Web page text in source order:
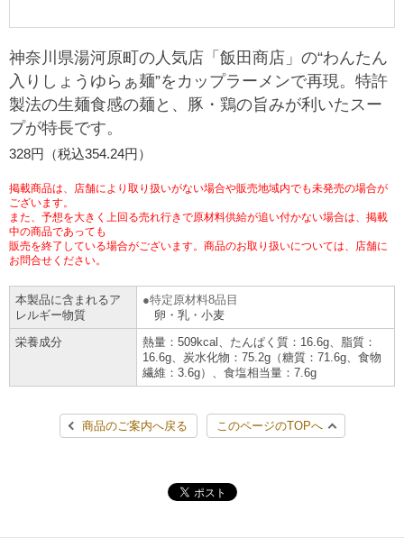
ギフト
プリペイドカード・金券
ニンテンドー・ダウンロードカード
コピー
プリント
スキャン
ファクス
チケット
プリペイドサービス
行政サービス
宅配便
切手・はがき・印紙
セブン銀行ATM
ご利用可能なお支払い方法
各種料金のお支払い
スマホプリペイド
レジでApple Accountにチャージ
チケットサービス
セブンチケット
チケットぴあ
イープラス
CNプレイガイド
JTB
セブン‐イレブンでお受取り
タワーレコード
セブンネットショッピング
停電時のサービス停止のお知らせ
企業理念
会社概要
貸借対照表・損益計算書
沿革
国内店舗数
売上高、店舗数推移
セブン‐イレブンの海外事業
データで見るセブン‐イレブン
セブン＆アイ・ホールディングスの重点課題
サステナビリティ活動基本方針
サステナビリティ推進体制
GREEN CHALLENGE 2050
4VISIONS
サステナビリティニュース
サステナビリティレポート
報告書ライブラリー
加盟店オーナー募集 物件募集・購入
アルバイト情報
お問い合わせ
Language
English (Corporate)
English (Services)
中文[繁體字](服務)
ภาษาไทย(บริการ)
神奈川県湯河原町の人気店「飯田商店」の“わんたん
入りしょうゆらぁ麺”をカップラーメンで再現。特許
製法の生麺食感の麺と、豚・鶏の旨みが利いたスー
プが特長です。
328円（税込354.24円）
掲載商品は、店舗により取り扱いがない場合や販売地域内でも未発売の場合が
ございます。
また、予想を大きく上回る売れ行きで原材料供給が追い付かない場合は、掲載
中の商品であっても
販売を終了している場合がございます。商品のお取り扱いについては、店舗に
お問合せください。
本製品に含まれるア
レルギー物質
特定原材料8品目
卵・乳・小麦
栄養成分
熱量：509kcal、たんぱく質：16.6g、脂質：
16.6g、炭水化物：75.2g（糖質：71.6g、食物
繊維：3.6g）、食塩相当量：7.6g
商品のご案内へ戻る このページのTOPへ